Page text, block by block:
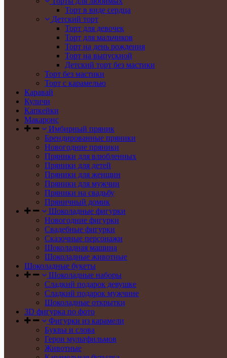
Торт в виде сердца
Детский торт
Торт для девочек
Торт для мальчиков
Торт на день рождения
Торт на выпускной
Детский торт без мастики
Торт без мастики
Торт с карамелью
Каравай
Куличи
Капкейки
Макаронс
Имбирный пряник
Брендированные пряники
Новогодние пряники
Пряники для влюбленных
Пряники для детей
Пряники для женщин
Пряники для мужчин
Пряники на свадьбу
Пряничный домик
Шоколадные фигурки
Новогодние фигурки
Свадебные фигурки
Сказочные персонажи
Шоколадная машина
Шоколадные животные
Шоколадные букеты
Шоколадные наборы
Сладкий подарок девушке
Сладкий подарок мужчине
Шоколадные открытки
3D фигурка по фото
Фигурки из карамели
Буквы и слова
Герои мультфильмов
Животные